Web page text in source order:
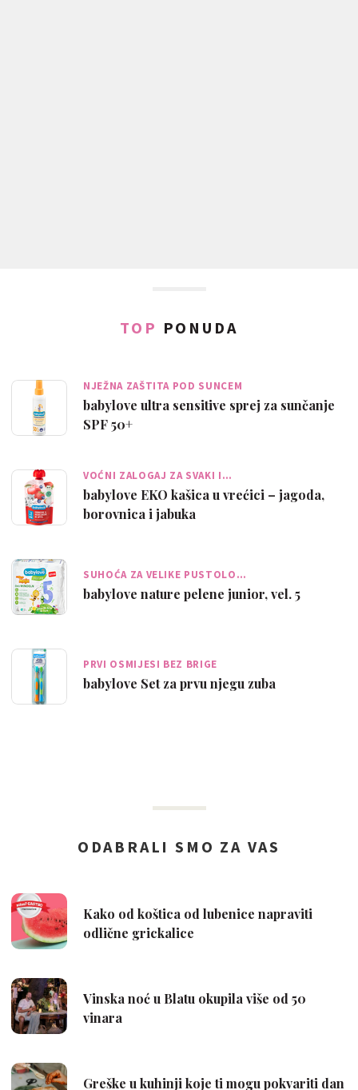
TOP PONUDA
NJEŽNA ZAŠTITA POD SUNCEM
babylove ultra sensitive sprej za sunčanje
SPF 50+
VOĆNI ZALOGAJ ZA SVAKI I…
babylove EKO kašica u vrećici – jagoda,
borovnica i jabuka
SUHOĆA ZA VELIKE PUSTOLO…
babylove nature pelene junior, vel. 5
PRVI OSMIJESI BEZ BRIGE
babylove Set za prvu njegu zuba